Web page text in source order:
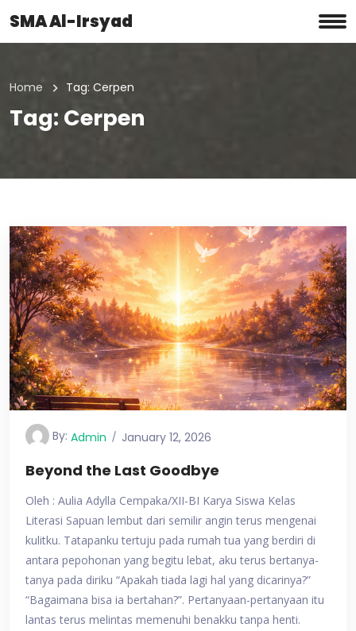
SMA Al-Irsyad
Home Tag: Cerpen
Tag: Cerpen
By: Admin January 12, 2026
Beyond the Last Goodbye
Oleh : Aulia Adylla Cempaka/XII-BI Karya Siswa Kelas
Literasi Sapuan lembut dari semilir angin terus mengenai
kulitku. Tatapanku tertuju pada rumah tua yang berdiri di
antara pepohonan yang begitu lebat, aku terus bertanya-
tanya pada diriku “Apakah tiada lagi hal yang dicarinya?”
“Bagaimana bisa ia bertahan?”. Pertanyaan-pertanyaan itu
lantas terus melintas memenuhi benakku tanpa henti.